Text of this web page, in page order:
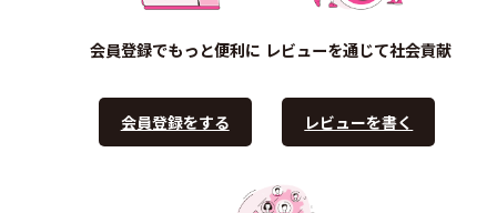
会員登録でもっと便利に
会員登録をする
レビューを通じて社会貢献
レビューを書く